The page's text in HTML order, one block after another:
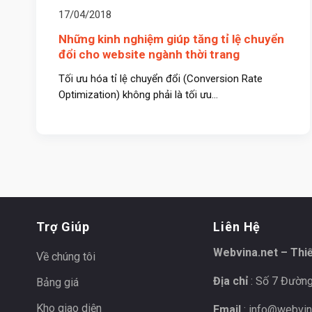
17/04/2018
Những kinh nghiệm giúp tăng tỉ lệ chuyển
đổi cho website ngành thời trang
Tối ưu hóa tỉ lệ chuyển đổi (Conversion Rate
Optimization) không phải là tối ưu...
Trợ Giúp
Về chúng tôi
Bảng giá
Kho giao diện
Liên Hệ
Webvina.net –
Địa chỉ : Số 7